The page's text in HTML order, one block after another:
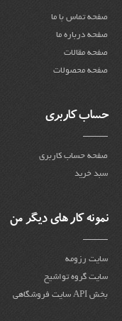
صفحه تماس با ما
صفحه درباره ما
صفحه مقالات
صفحه محصولات
حساب کاربری
صفحه حساب کاربری
سبد خرید
نمونه کار های دیگر من
سایت رزومه
سایت گروه تواشیح
بخش API سایت فروشگاهی